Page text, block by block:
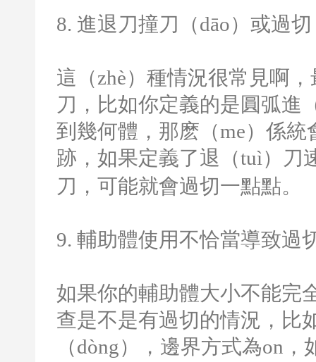
8. 進退刀撞刀（dāo）或過切
這（zhè）種情況很常見啊
刀，比如你定義的是圓弧進
到幾何體，那麽（me）係
跡，如果定義了退（tuì）刀
刀，可能就會過切一點點。
9. 輔助體使用不恰當導致過
如果你的輔助體大小不能完
查是不是有過切的情況，比
（dòng），邊界方式為on